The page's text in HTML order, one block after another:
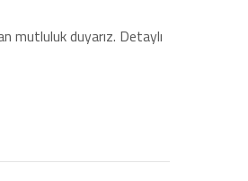
mutluluk duyarız. Detaylı